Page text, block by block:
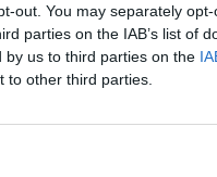
out. You may separately
parties on the IAB’s list of
by us to third parties on the
to other third parties.